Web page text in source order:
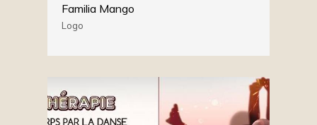
Familia Mango
Logo